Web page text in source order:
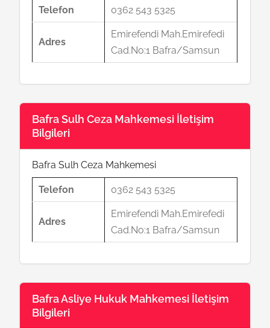
Telefon 0362 543 5325
Adres
Emirefendi Mah.Emirefedi
Cad.No:1 Bafra/Samsun
Bafra Sulh Ceza Mahkemesi İletişim
Bilgileri
Bafra Sulh Ceza Mahkemesi
Telefon 0362 543 5325
Adres
Emirefendi Mah.Emirefedi
Cad.No:1 Bafra/Samsun
Bafra Asliye Hukuk Mahkemesi İletişim
Bilgileri